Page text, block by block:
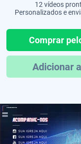
12 vídeos
Personalizados e
Comprar
Adicionar